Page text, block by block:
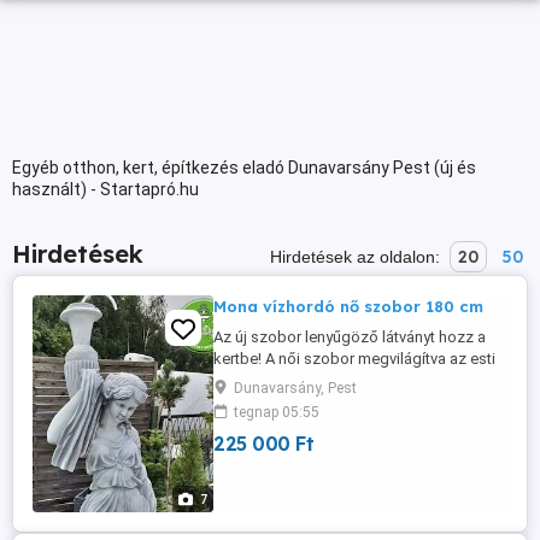
Egyéb otthon, kert, építkezés eladó Dunavarsány Pest (új és
használt) - Startapró.hu
Hirdetések Hirdetések az oldalon: 20 50
7
Mona vízhordó nő szobor 180 cm
Az új szobor lenyűgöző látványt hozz a
kertbe! A női szobor megvilágítva az esti
órákban elhozza kertünkbe az igazi luxus
környezetet. A szobrot vízköpőként is
használhatjuk. Méretéből adódóan nem
lehet nem észrevenni. Termékünkre teljes
Dunavarsány, Pest
tegnap 05:55
225 000 Ft